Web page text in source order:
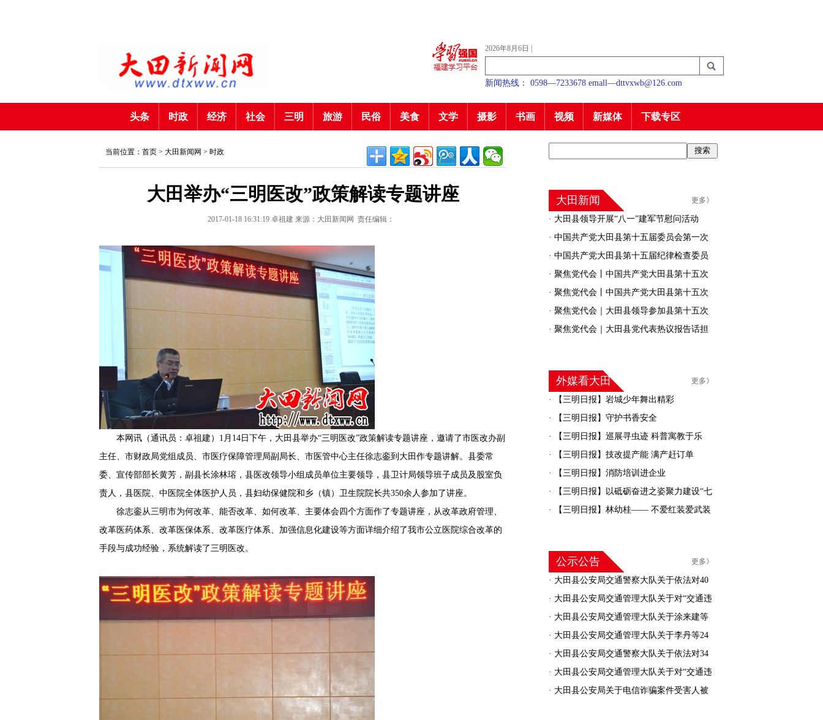
2026年8月6日
新闻热线： 0598—7233678 emall—dttvxwb@126.com
头条 时政 经济 社会 三明 旅游 民俗 美食 文学 摄影 书画 视频 新媒体 下载专区
更多》
大田新闻
· 大田县领导开展“八一”建军节慰问活动
· 中国共产党大田县第十五届委员会第一次
全体会议召开
· 中国共产党大田县第十五届纪律检查委员
会召开第一次全体会议
· 聚焦党代会丨中国共产党大田县第十五次
代表大会胜利闭幕
· 聚焦党代会丨中国共产党大田县第十五次
代表大会举行第二次全体会议
· 聚焦党代会｜大田县领导参加县第十五次
党代会分组审议
· 聚焦党代会｜大田县党代表热议报告话担
更多》
外媒看大田
·
【三明日报】岩城少年舞出精彩
·
【三明日报】守护书香安全
·
【三明日报】巡展寻虫迹 科普寓教于乐
·
【三明日报】技改提产能 满产赶订单
·
【三明日报】消防培训进企业
·
【三明日报】以砥砺奋进之姿聚力建设“七
彩大田”
· 【三明日报】林幼桂—— 不爱红装爱武装
更多》
公示公告
· 大田县公安局交通警察大队关于依法对40
名机动车驾驶人驾驶证作废的公告
· 大田县公安局交通管理大队关于对“交通违
法逾期未接受处理的机动车”进行处理的公告
· 大田县公安局交通管理大队关于涂来建等
30人交通安全违法行为处罚告知的公告
· 大田县公安局交通管理大队关于李丹等24
人交通安全违法行为处罚告知的公告
· 大田县公安局交通警察大队关于依法对34
名机动车驾驶人驾驶证作废的公告
· 大田县公安局交通管理大队关于对“交通违
法逾期未接受处理的机动车”进行处理的公告
· 大田县公安局关于电信诈骗案件受害人被
当前位置：首页 > 大田新闻网 > 时政
大田举办“三明医改”政策解读专题讲座
2017-01-18 16:31:19 卓祖建 来源：大田新闻网 责任编辑：
本网讯（通讯员：卓祖建）1月14日下午，大田县举办“三明医改”政策解读专题讲座，邀请了市医改办副
主任、市财政局党组成员、市医疗保障管理局副局长、市医管中心主任徐志銮到大田作专题讲解。县委常
委、宣传部部长黄芳，副县长涂林瑢，县医改领导小组成员单位主要领导，县卫计局领导班子成员及股室负
责人，县医院、中医院全体医护人员，县妇幼保健院和乡（镇）卫生院院长共350余人参加了讲座。
徐志銮从三明市为何改革、能否改革、如何改革、主要体会四个方面作了专题讲座，从改革政府管理、
改革医药体系、改革医保体系、改革医疗体系、加强信息化建设等方面详细介绍了我市公立医院综合改革的
手段与成功经验，系统解读了三明医改。